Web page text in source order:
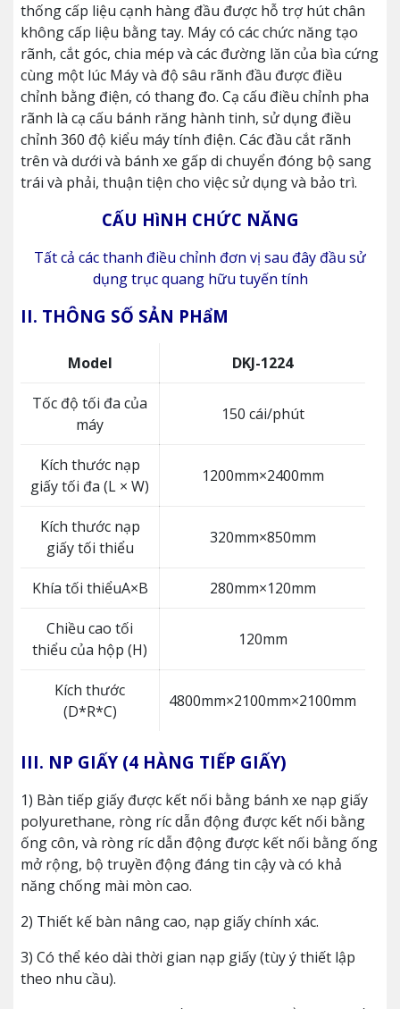
thống cấp liệu cạnh hàng đầu được hỗ trợ hút chân
không cấp liệu bằng tay. Máy có các chức năng tạo
rãnh, cắt góc, chia mép và các đường lăn của bìa cứng
cùng một lúc Máy và độ sâu rãnh đầu được điều
chỉnh bằng điện, có thang đo. Cạ cấu điều chỉnh pha
rãnh là cạ cấu bánh răng hành tinh, sử dụng điều
chỉnh 360 độ kiểu máy tính điện. Các đầu cắt rãnh
trên và dưới và bánh xe gấp di chuyển đóng bộ sang
trái và phải, thuận tiện cho việc sử dụng và bảo trì.
CẤU HìNH CHỨC NĂNG
Tất cả các thanh điều chỉnh đơn vị sau đây đầu sử
dụng trục quang hữu tuyến tính
II. THÔNG SỐ SẢN PHẩM
Model DKJ-1224
Tốc độ tối đa của
máy
150 cái/phút
Kích thước nạp
giấy tối đa (L × W)
1200mm×2400mm
Kích thước nạp
giấy tối thiểu
320mm×850mm
Khía tối thiểuA×B 280mm×120mm
Chiều cao tối
thiểu của hộp (H)
120mm
Kích thước
(D*R*C)
4800mm×2100mm×2100mm
III. NP GIẤY (4 HÀNG TIẾP GIẤY)
1) Bàn tiếp giấy được kết nối bằng bánh xe nạp giấy
polyurethane, ròng ríc dẫn động được kết nối bằng
ống côn, và ròng ríc dẫn động được kết nối bằng ống
mở rộng, bộ truyền động đáng tin cậy và có khả
năng chống mài mòn cao.
2) Thiết kế bàn nâng cao, nạp giấy chính xác.
3) Có thể kéo dài thời gian nạp giấy (tùy ý thiết lập
theo nhu cầu).